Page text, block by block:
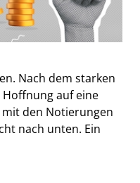
Nach dem starken
auf eine
mit den Notierungen
nach unten. Ein